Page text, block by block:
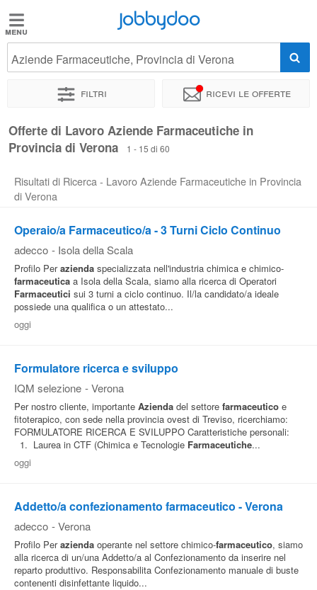
Jobbydoo
Offerte
Stipendi
Elenco
Blog
Area
Aziende
Jobbydoo
Aziende Farmaceutiche, Provincia di Verona
Filtri Ricevi le offerte
Offerte di Lavoro Aziende Farmaceutiche in
Provincia di Verona
1 - 15 di 60
Risultati di Ricerca - Lavoro Aziende Farmaceutiche in Provincia
di Verona
Operaio/a Farmaceutico/a - 3 Turni Ciclo Continuo
adecco - Isola della Scala
Profilo Perazienda specializzata nell'industria chimica e chimico-
farmaceutica a Isola della Scala, siamo alla ricerca di Operatori
Farmaceutici sui 3 turni a ciclo continuo. Il/la candidato/a ideale
possiede una qualifica o un attestato...
oggi
Formulatore ricerca e sviluppo
IQM selezione - Verona
Per nostro cliente, importante Azienda del settore farmaceutico e
fitoterapico, con sede nella provincia ovest di Treviso, ricerchiamo:
FORMULATORE RICERCA E SVILUPPO Caratteristiche personali:
1. Laurea in CTF (Chimica e Tecnologie Farmaceutiche...
oggi
Addetto/a confezionamento farmaceutico - Verona
adecco - Verona
Profilo Perazienda operante nel settore chimico-farmaceutico, siamo
alla ricerca di un/una Addetto/a al Confezionamento da inserire nel
reparto produttivo. Responsabilita Confezionamento manuale di buste
contenenti disinfettante liquido...